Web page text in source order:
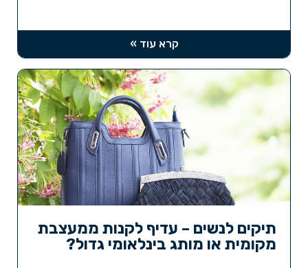
קרא עוד »
תיקים לנשים – עדיף לקנות ממעצבת
מקומית או מותג בינלאומי גדול?